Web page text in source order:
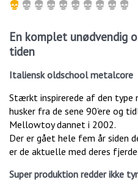
En komplet unødvendig
tiden
Italiensk oldschool metalcore
Stærkt inspirerede af den type
husker fra de sene 90’ere og
Mellowtoy dannet i 2002.
Der er gået hele fem år siden
er de aktuelle med deres
Super produktion redder ikke